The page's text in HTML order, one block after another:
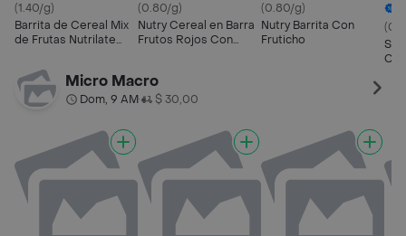
(1.40/g)
Barrita de Cereal Mix
de Frutas Nutrilate
(0.80/g)
Nutry Cereal en Barra
Frutos Rojos Con
(0.80/g)
Nutry Barrita Con
Fruticho
Micro Macro
Dom, 9 AM• $ 30,00